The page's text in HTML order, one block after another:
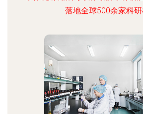
落地全球500余家科